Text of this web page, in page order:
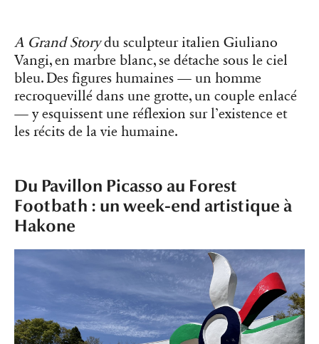
A Grand Storydu sculpteur italien Giuliano
Vangi, en marbre blanc, se détache sous le ciel
bleu. Des figures humaines — un homme
recroquevillé dans une grotte, un couple enlacé
— y esquissent une réflexion sur l’existence et
les récits de la vie humaine.
Du Pavillon Picasso au Forest
Footbath : un week-end artistique à
Hakone